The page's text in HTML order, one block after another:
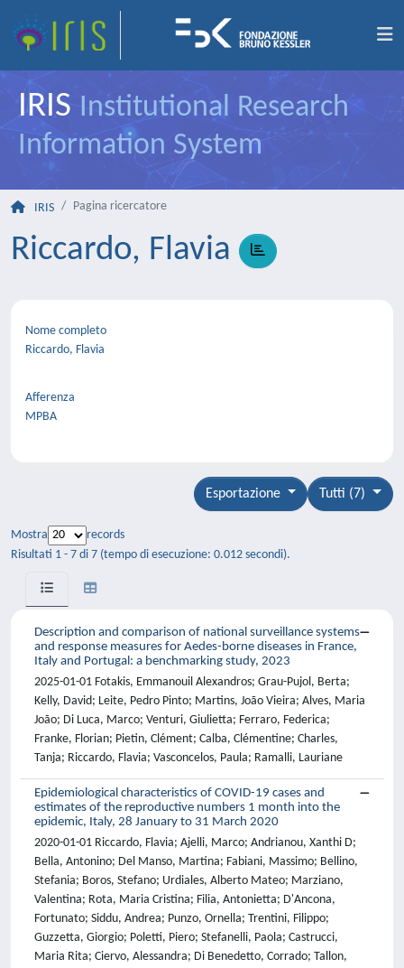
IRIS Institutional Research
Information System
IRIS Pagina ricercatore
Riccardo, Flavia
Nome completo
Riccardo, Flavia
Afferenza
MPBA
Tutti (7)
Esportazione
Mostra
records
Risultati 1 - 7 di 7 (tempo di esecuzione: 0.012 secondi).
Description and comparison of national surveillance systems
and response measures for Aedes-borne diseases in France,
Italy and Portugal: a benchmarking study, 2023
2025-01-01 Fotakis, Emmanouil Alexandros; Grau-Pujol, Berta;
Kelly, David; Leite, Pedro Pinto; Martins, João Vieira; Alves, Maria
João; Di Luca, Marco; Venturi, Giulietta; Ferraro, Federica;
Franke, Florian; Pietin, Clément; Calba, Clémentine; Charles,
Tanja; Riccardo, Flavia; Vasconcelos, Paula; Ramalli, Lauriane
Epidemiological characteristics of COVID-19 cases and
estimates of the reproductive numbers 1 month into the
epidemic, Italy, 28 January to 31 March 2020
2020-01-01 Riccardo, Flavia; Ajelli, Marco; Andrianou, Xanthi D;
Bella, Antonino; Del Manso, Martina; Fabiani, Massimo; Bellino,
Stefania; Boros, Stefano; Urdiales, Alberto Mateo; Marziano,
Valentina; Rota, Maria Cristina; Filia, Antonietta; D'Ancona,
Fortunato; Siddu, Andrea; Punzo, Ornella; Trentini, Filippo;
Guzzetta, Giorgio; Poletti, Piero; Stefanelli, Paola; Castrucci,
Maria Rita; Ciervo, Alessandra; Di Benedetto, Corrado; Tallon,